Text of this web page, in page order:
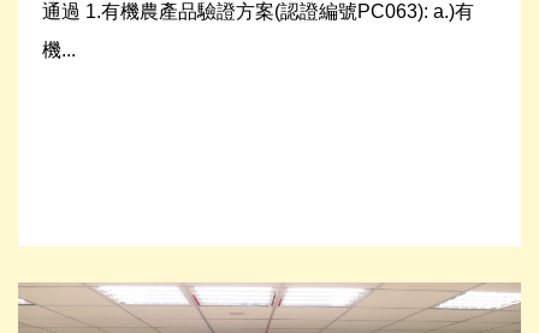
通過 1.有機農產品驗證方案(認證編號PC063): a.)有
機...